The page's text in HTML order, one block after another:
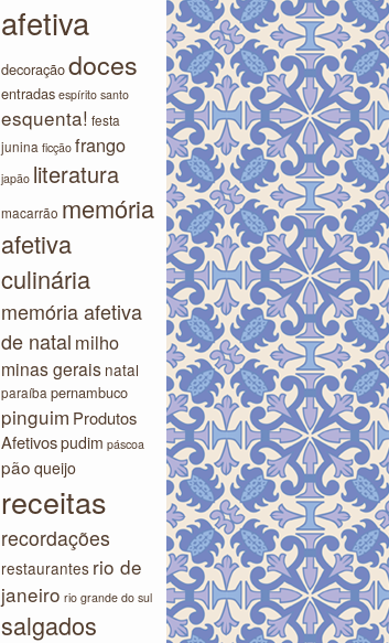
afetiva
decoraçãodoces
entradas espírito santo
esquenta! festa
junina ficção frango
japão literatura
macarrão memória
afetiva
culinária
memória afetiva
de natal milho
minas gerais natal
paraíba pernambuco
pinguim Produtos
Afetivospudim páscoa
pão queijo
receitas
recordações
restaurantes rio de
janeiro rio grande do sul
salgados